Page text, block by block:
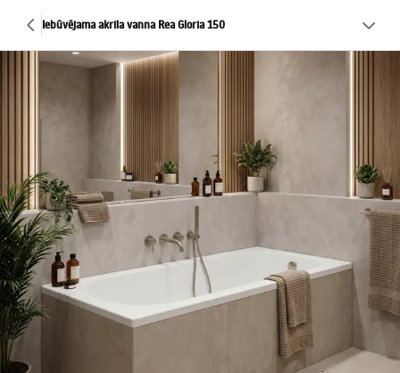
Iebūvējama akrila vanna Rea Gloria 150